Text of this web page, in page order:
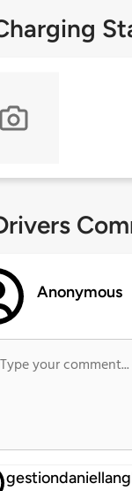
Anonymous